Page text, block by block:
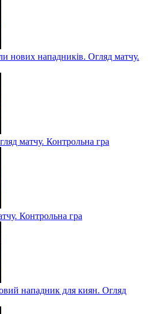
нападників. Огляд матчу.
матчу. Контрольна гра
Контрольна гра
нападник для киян. Огляд